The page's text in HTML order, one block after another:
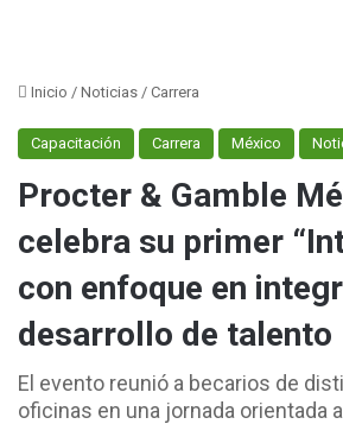
Inicio / Noticias / Carrera
Capacitación Carrera México
Procter & Gamble
celebra su primer
con enfoque en
desarrollo de talento
El evento reunió a becarios de
oficinas en una jornada orientada